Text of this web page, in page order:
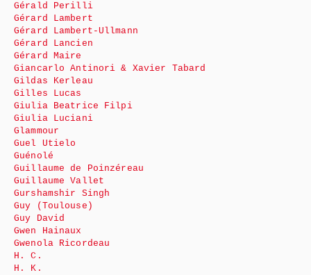
Gérald Perilli
Gérard Lambert
Gérard Lambert-Ullmann
Gérard Lancien
Gérard Maire
Giancarlo Antinori & Xavier Tabard
Gildas Kerleau
Gilles Lucas
Giulia Beatrice Filpi
Giulia Luciani
Glammour
Guel Utielo
Guénolé
Guillaume de Poinzéreau
Guillaume Vallet
Gurshamshir Singh
Guy (Toulouse)
Guy David
Gwen Hainaux
Gwenola Ricordeau
H. C.
H. K.